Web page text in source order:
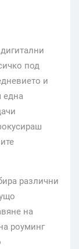
под
и
една
различни
на
роуминг